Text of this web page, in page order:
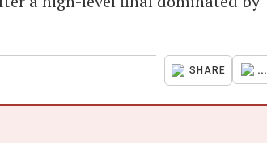
SHARE ...